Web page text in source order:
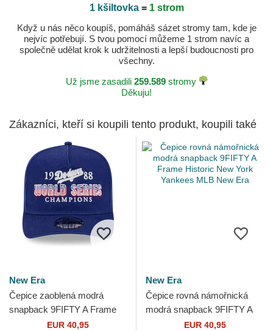
1 kšiltovka= 1 strom
Když u nás něco koupíš, pomáháš sázet stromy tam, kde je
nejvíc potřebují. S tvou pomocí můžeme 1 strom navíc a
společně udělat krok k udržitelnosti a lepší budoucnosti pro
všechny.
Už jsme zasadili 259.589stromy
Děkuju!
Zákazníci, kteří si koupili tento produkt, koupili také
New Era
Čepice zaoblená modrá
snapback 9FIFTY A Frame
Historic Los Angeles
EUR 40,95
New Era
Čepice rovná námořnická
modrá snapback 9FIFTY A
Frame Historic New York
EUR 40,95